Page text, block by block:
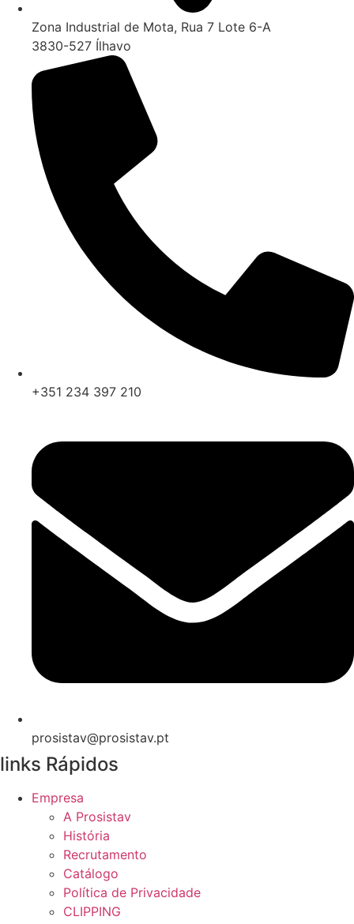
Zona Industrial de Mota, Rua 7 Lote 6-A
3830-527 Ílhavo
+351 234 397 210
prosistav@prosistav.pt
links Rápidos
Empresa
A Prosistav
História
Recrutamento
Catálogo
Política de Privacidade
CLIPPING